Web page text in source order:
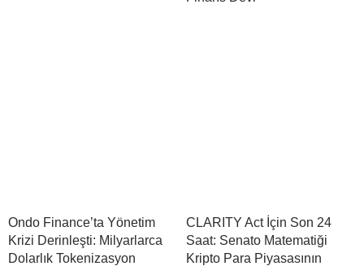
Ondo Finance’ta Yönetim
Krizi Derinleşti: Milyarlarca
Dolarlık Tokenizasyon
CLARITY Act İçin Son 24
Saat: Senato Matematiği
Kripto Para Piyasasının